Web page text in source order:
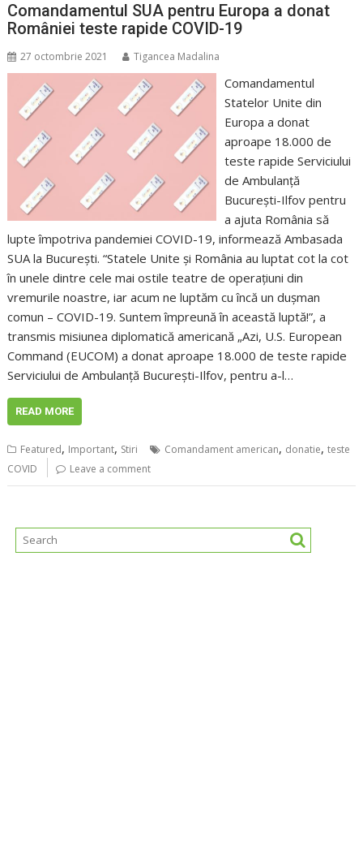
Comandamentul SUA pentru Europa a donat
României teste rapide COVID-19
27 octombrie 2021 Tigancea Madalina
Comandamentul
Statelor Unite din
Europa a donat
aproape 18.000 de
teste rapide Serviciului
de Ambulanță
București-Ilfov pentru
a ajuta România să
lupte împotriva pandemiei COVID-19, informează Ambasada
SUA la București. “Statele Unite și România au luptat cot la cot
în unele dintre cele mai ostile teatre de operațiuni din
vremurile noastre, iar acum ne luptăm cu încă un dușman
comun – COVID-19. Suntem împreună în această luptă!”, a
transmis misiunea diplomatică americană „Azi, U.S. European
Command (EUCOM) a donat aproape 18.000 de teste rapide
Serviciului de Ambulanță București-Ilfov, pentru a-l…
READ MORE
Featured, Important, Stiri Comandament american, donatie,teste
COVID
Leave a comment